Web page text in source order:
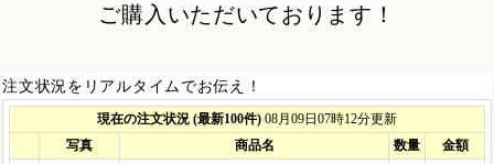
ご購入いただいております！
注文状況をリアルタイムでお伝え！